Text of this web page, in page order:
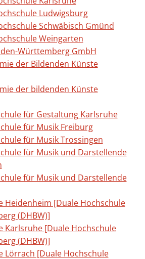
Ludwigsburg
Schwäbisch Gmünd
Weingarten
Württemberg GmbH
der Bildenden Künste
der bildenden Künste
für Gestaltung Karlsruhe
für Musik Freiburg
für Musik Trossingen
für Musik und Darstellende
für Musik und Darstellende
Heidenheim [Duale Hochschule
(DHBW)]
Karlsruhe [Duale Hochschule
(DHBW)]
Lörrach [Duale Hochschule